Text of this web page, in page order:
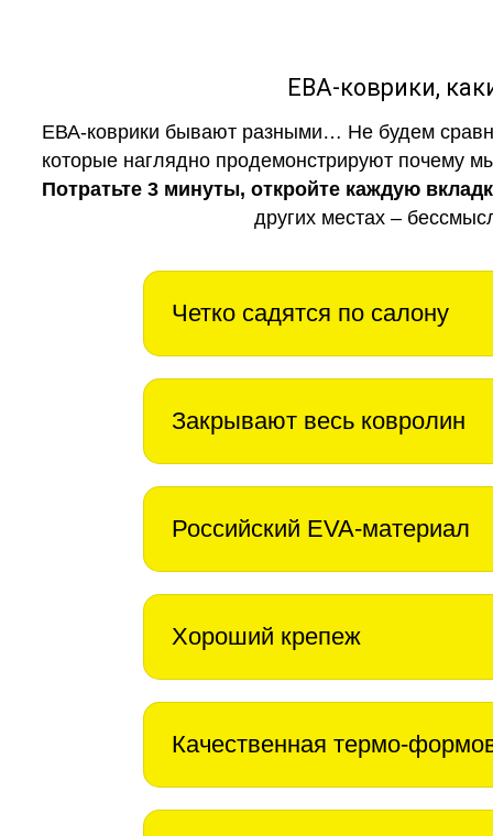
ЕВА-коврики,
ЕВА-коврики бывают разными… Не будем
которые наглядно продемонстрируют почему
Потратьте 3 минуты, откройте каждую
других местах –
Четко садятся по салону
Закрывают весь ковролин
Российский EVA-материал
Хороший крепеж
Качественная термо-